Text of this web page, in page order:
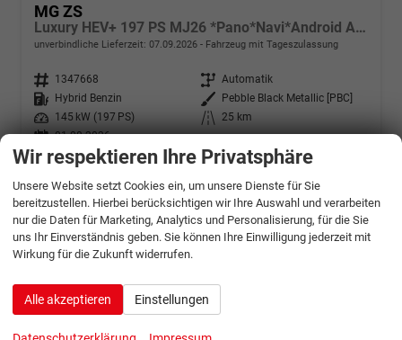
MG ZS
Luxury HEV+ 197 PS MJ26 *Pano*Navi*Android Auto*SHZ*360°*Kunstleder*Klimaauto*ACC
unverbindliche Lieferzeit: 07.09.2026 Fahrzeug mit Tageszulassung
Fahrzeugnr. 1347668 Getriebe Automatik
Kraftstoff
Hybrid Benzin Außenfarbe
Pebble Black Metallic [PBC]
Leistung
145 kW (197 PS) Kilometerstand
25 km
01.08.2026
24.679,– €
incl. 19% MwSt.
Verbrauch kombiniert:5,10 l/100km
CO2-Klasse: C
CO 2-Emissionen:115,00 g/km
Wir respektieren Ihre Privatsphäre
Unsere Website setzt Cookies ein, um unsere Dienste für Sie
bereitzustellen. Hierbei berücksichtigen wir Ihre Auswahl und verarbeiten
nur die Daten für Marketing, Analytics und Personalisierung, für die Sie
uns Ihr Einverständnis geben. Sie können Ihre Einwilligung jederzeit mit
Wirkung für die Zukunft widerrufen.
Alle akzeptieren Einstellungen